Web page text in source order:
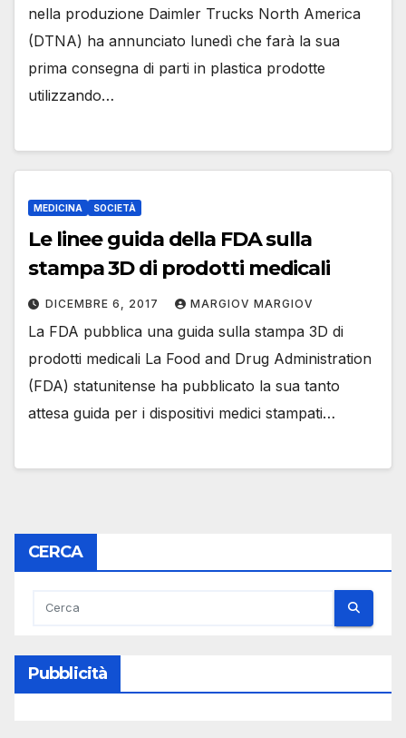
nella produzione Daimler Trucks North America
(DTNA) ha annunciato lunedì che farà la sua
prima consegna di parti in plastica prodotte
utilizzando…
MEDICINA SOCIETÀ
Le linee guida della FDA sulla
stampa 3D di prodotti medicali
DICEMBRE 6, 2017 MARGIOV MARGIOV
La FDA pubblica una guida sulla stampa 3D di
prodotti medicali La Food and Drug Administration
(FDA) statunitense ha pubblicato la sua tanto
attesa guida per i dispositivi medici stampati…
CERCA
Pubblicità